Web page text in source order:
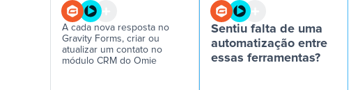
A cada nova resposta no
Gravity Forms, criar ou
atualizar um contato no
módulo CRM do Omie
Sentiu falta de uma
automatização entre
essas ferramentas?